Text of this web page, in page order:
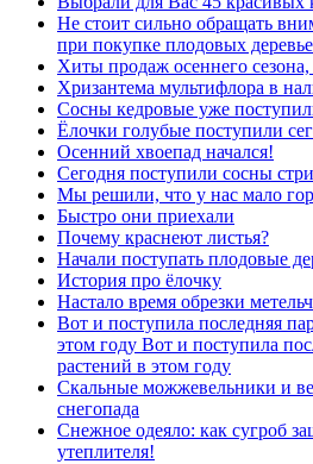
Не стоит сильно обращать
при покупке плодовых
Хиты продаж осеннего
Хризантема мультифлора в
Сосны кедровые уже
Ёлочки голубые поступили
Осенний хвоепад начался!
Сегодня поступили сосны
Мы решили, что у нас мало
Быстро они приехали
Почему краснеют листья?
Начали поступать плодовые
История про ёлочку
Настало время обрезки
Вот и поступила последняя
этом году Вот и поступила
растений в этом году
Скальные можжевельники и
снегопада
Снежное одеяло: как сугроб
утеплителя!